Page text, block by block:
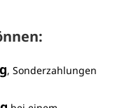
, Sonderzahlungen